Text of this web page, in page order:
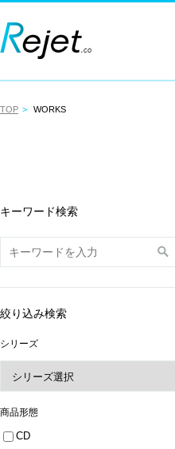
TOP WORKS
キーワード検索
絞り込み検索
シリーズ
商品形態
CD